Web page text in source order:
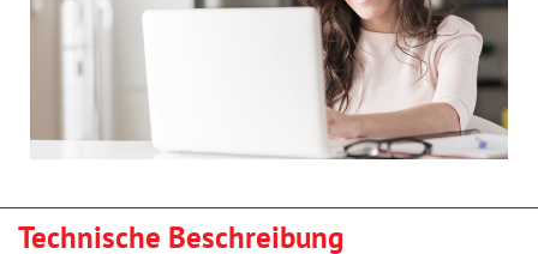
Technische Beschreibung